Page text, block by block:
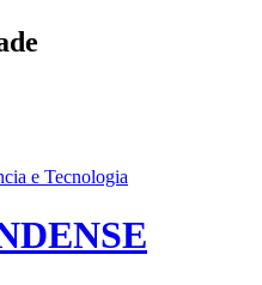
e Tecnologia